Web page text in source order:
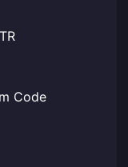
Code